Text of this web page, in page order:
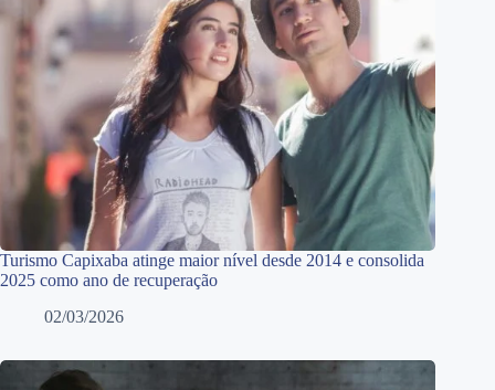
Turismo Capixaba atinge maior nível desde 2014 e consolida
2025 como ano de recuperação
02/03/2026